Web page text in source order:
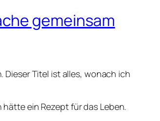
gemeinsam
Dieser Titel ist alles, wonach ich
ein Rezept für das Leben.